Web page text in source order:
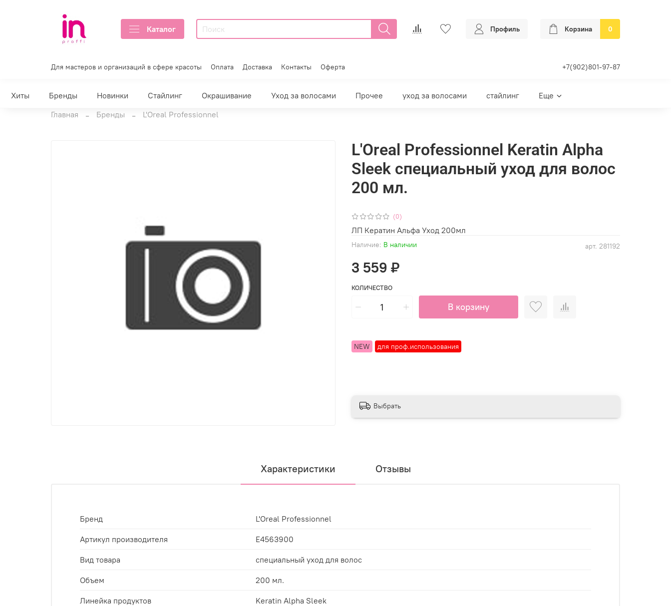
Каталог Профиль Корзина 0
Для мастеров и организаций в сфере красоты Оплата Доставка Контакты Оферта +7(902)801-97-87
Хиты Бренды Новинки Стайлинг Окрашивание Уход за волосами Прочее уход за волосами стайлинг
Еще
Главная
Бренды L'Oreal Professionnel
(0)
арт. 281192
Наличие: В наличии
NEW для проф.использования
L'Oreal Professionnel Keratin Alpha
Sleek специальный уход для волос
200 мл.
3 559 ₽
КОЛИЧЕСТВО
В корзину
ЛП Кератин Альфа Уход 200мл
Выбрать
Характеристики Отзывы
Бренд L'Oreal Professionnel
Артикул производителя E4563900
Вид товара специальный уход для волос
Объем 200 мл.
Линейка продуктов Keratin Alpha Sleek